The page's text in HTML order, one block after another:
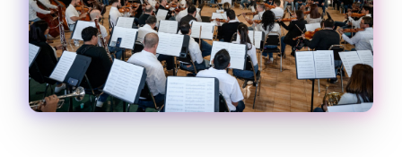
Cancelar Enviar comentario